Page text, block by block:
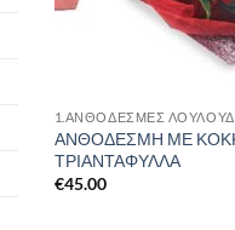
1.ΑΝΘΟΔΕΣΜΕΣ
ΑΝΘΟΔΕΣΜΗ ΜΕ
ΤΡΙΑΝΤΑΦΥΛΛΑ
€45.00